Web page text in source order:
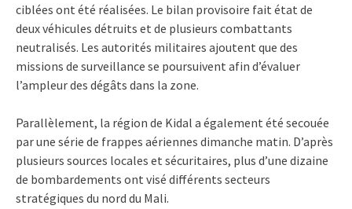
ciblées ont été réalisées. Le bilan provisoire fait état de
deux véhicules détruits et de plusieurs combattants
neutralisés. Les autorités militaires ajoutent que des
missions de surveillance se poursuivent afin d’évaluer
l’ampleur des dégâts dans la zone.
Parallèlement, la région de Kidal a également été secouée
par une série de frappes aériennes dimanche matin. D’après
plusieurs sources locales et sécuritaires, plus d’une dizaine
de bombardements ont visé différents secteurs
stratégiques du nord du Mali.